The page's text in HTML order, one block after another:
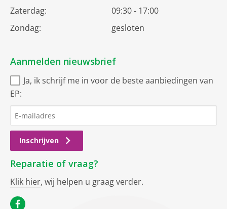
Zaterdag:
09:30 - 17:00
Zondag:
gesloten
Aanmelden nieuwsbrief
Ja, ik schrijf me in voor de beste aanbiedingen van
EP:
Inschrijven
Reparatie of vraag?
Klik hier, wij helpen u graag verder.